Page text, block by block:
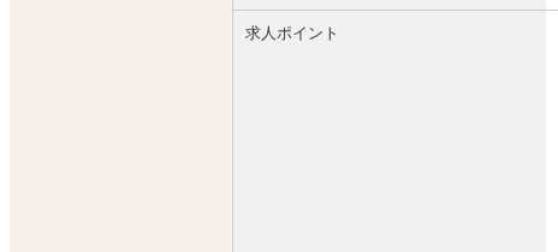
求人ポイント